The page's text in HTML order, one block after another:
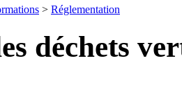
> Réglementation
déchets